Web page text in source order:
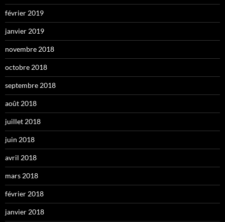
février 2019
janvier 2019
novembre 2018
octobre 2018
septembre 2018
août 2018
juillet 2018
juin 2018
avril 2018
mars 2018
février 2018
janvier 2018